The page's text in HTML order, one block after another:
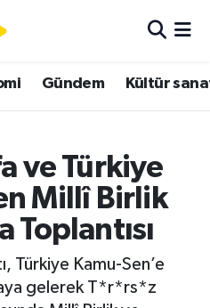
Gündem Kültür
ve Türkiye
Millî Birlik
Toplantısı
Türkiye Kamu-Sen’e
gelerek T*r*rs*z
ve Fikstür